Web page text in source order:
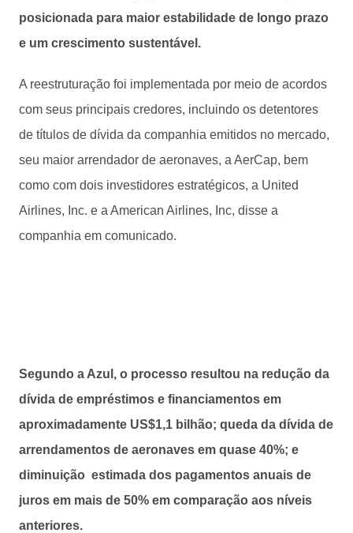
posicionada para maior estabilidade de longo prazo
e um crescimento sustentável.
A reestruturação foi implementada por meio de acordos
com seus principais credores, incluindo os detentores
de títulos de dívida da companhia emitidos no mercado,
seu maior arrendador de aeronaves, a AerCap, bem
como com dois investidores estratégicos, a United
Airlines, Inc. e a American Airlines, Inc, disse a
companhia em comunicado.
Segundo a Azul, o processo resultou na redução da
dívida de empréstimos e financiamentos em
aproximadamente US$1,1 bilhão; queda da dívida de
arrendamentos de aeronaves em quase 40%; e
diminuição estimada dos pagamentos anuais de
juros em mais de 50% em comparação aos níveis
anteriores.